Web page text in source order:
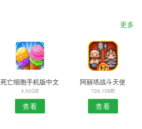
更多
死亡细胞手机版中文
4.50GB
查看
阿丽塔战斗天使
739.15MB
查看